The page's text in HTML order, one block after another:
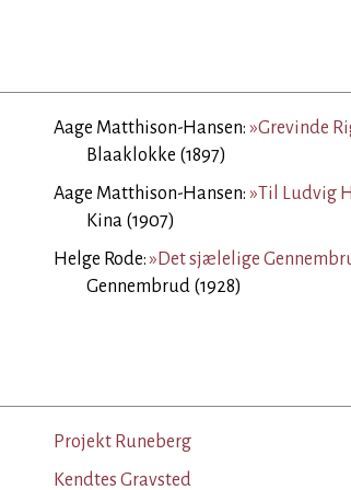
Aage Matthison-Hansen:»Grevinde
Blaaklokke (1897)
Aage Matthison-Hansen:»Til Ludvig
Kina (1907)
Helge Rode:»Det sjælelige
Gennembrud (1928)
Projekt Runeberg
Kendtes Gravsted